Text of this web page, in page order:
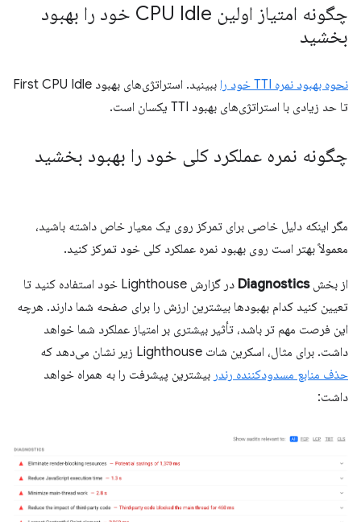
چگونه امتیاز اولین CPU Idle خود را بهبود
بخشید
نحوه بهبود نمره TTI خود را
ببینید. استراتژی‌های بهبود First CPU Idle
تا حد زیادی با استراتژی‌های بهبود TTI یکسان است.
چگونه نمره عملکرد کلی خود را بهبود بخشید
مگر اینکه دلیل خاصی برای تمرکز روی یک معیار خاص داشته باشید،
معمولاً بهتر است روی بهبود نمره عملکرد کلی خود تمرکز کنید.
از بخشDiagnostics
در گزارش Lighthouse خود استفاده کنید تا
تعیین کنید کدام بهبودها بیشترین ارزش را برای صفحه شما دارند. هرچه
این فرصت مهم تر باشد، تأثیر بیشتری بر امتیاز عملکرد شما خواهد
داشت. برای مثال، اسکرین شات Lighthouse زیر نشان می‌دهد که
حذف منابع مسدودکننده رندر بیشترین پیشرفت را به همراه خواهد
داشت: